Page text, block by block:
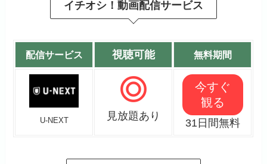
イチオシ！動画配信サービス
配信サービス 視聴可能 無料期間
U-NEXT 見放題あり
今すぐ
観る
31日間無料